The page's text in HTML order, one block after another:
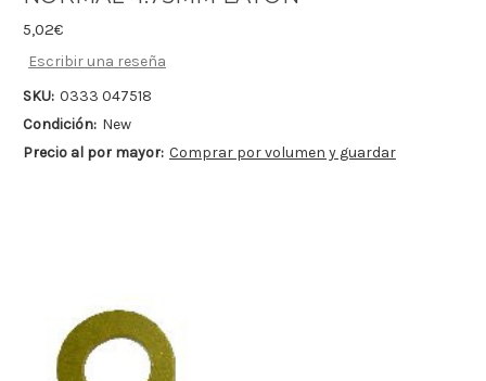
5,02€
Escribir una reseña
SKU: 0333 047518
Condición: New
Precio al por mayor: Comprar por volumen y guardar